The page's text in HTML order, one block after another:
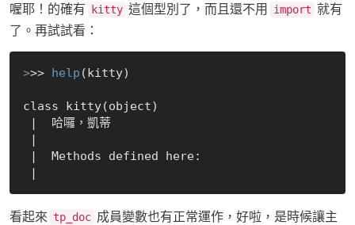
喔耶！的確有 kitty 這個型別了，而且還不用 import 就有
了。再試試看：
>>> help (kitty)
class kitty(object)
看起來 tp_doc 成員變數也有正常運作，好啦，是時候讓主